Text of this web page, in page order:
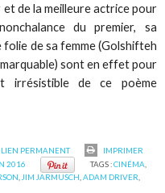
de la meilleure actrice pour
du premier, sa
de sa femme (Golshifteh
sont en effet pour
irrésistible de ce poème
LIEN PERMANENT
IMPRIMER
2016 TAGS :CINÉMA
JIM JARMUSCH ,ADAM DRIVER